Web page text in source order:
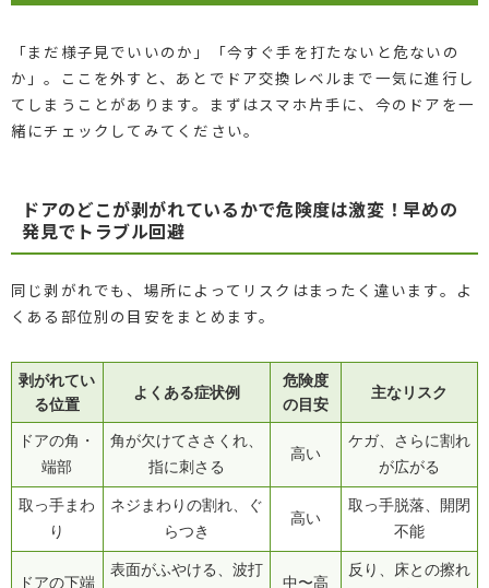
「まだ様子見でいいのか」「今すぐ手を打たないと危ないの
か」。ここを外すと、あとでドア交換レベルまで一気に進行し
てしまうことがあります。まずはスマホ片手に、今のドアを一
緒にチェックしてみてください。
ドアのどこが剥がれているかで危険度は激変！早めの
発見でトラブル回避
同じ剥がれでも、場所によってリスクはまったく違います。よ
くある部位別の目安をまとめます。
剥がれてい
る位置
よくある症状例
危険度
の目安
主なリスク
ドアの角・
端部
角が欠けてささくれ、
指に刺さる
高い
ケガ、さらに割れ
が広がる
取っ手まわ
り
ネジまわりの割れ、ぐ
らつき
高い
取っ手脱落、開閉
不能
ドアの下端
表面がふやける、波打
中〜高
反り、床との擦れ